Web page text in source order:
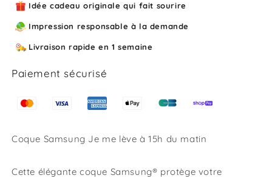
à
du
matin
à
du
matin
Idée cadeau originale qui fait sourire
Impression responsable à la demande
Livraison rapide en 1 semaine
Paiement sécurisé
Coque Samsung Je me lève à 15h du matin
Cette élégante coque Samsung® protège votre